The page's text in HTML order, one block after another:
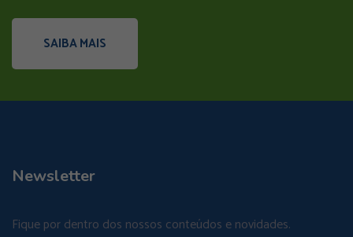
SAIBA MAIS
Newsletter
Fique por dentro dos nossos conteúdos e novidades.